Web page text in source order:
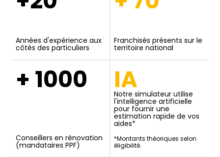
Années d'expérience aux
côtés des particuliers
Franchisés présents sur le
territoire national
+ 1000
Conseillers en rénovation
(mandataires PPF)
IA
Notre simulateur utilise
l'intelligence artificielle
pour fournir une
estimation rapide de vos
aides*
*Montants théoriques selon
éligibilité.